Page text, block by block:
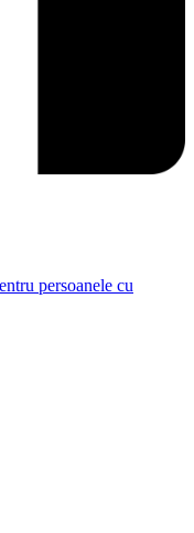
persoanele cu